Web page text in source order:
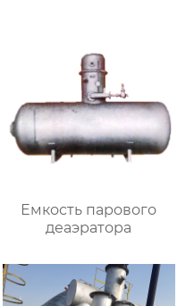
Емкость парового
деаэратора